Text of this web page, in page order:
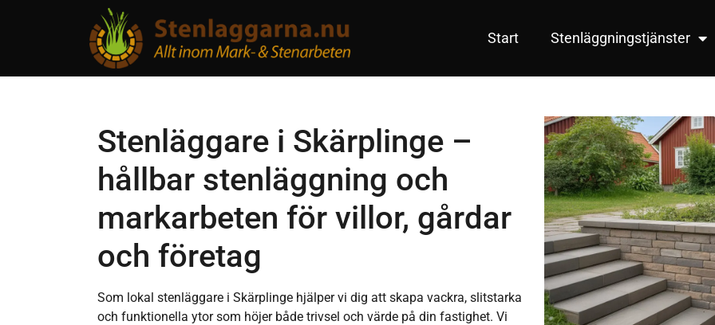
Start Stenläggningstjänster
Stenläggare i Skärplinge –
hållbar stenläggning och
markarbeten för villor, gårdar
och företag
Som lokal stenläggare i Skärplinge hjälper vi dig att skapa vackra, slitstarka
och funktionella ytor som höjer både trivsel och värde på din fastighet. Vi